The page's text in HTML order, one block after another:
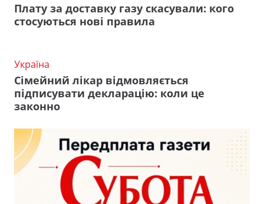
Плату за доставку газу скасували: кого
стосуються нові правила
Україна
Сімейний лікар відмовляється
підписувати декларацію: коли це
законно